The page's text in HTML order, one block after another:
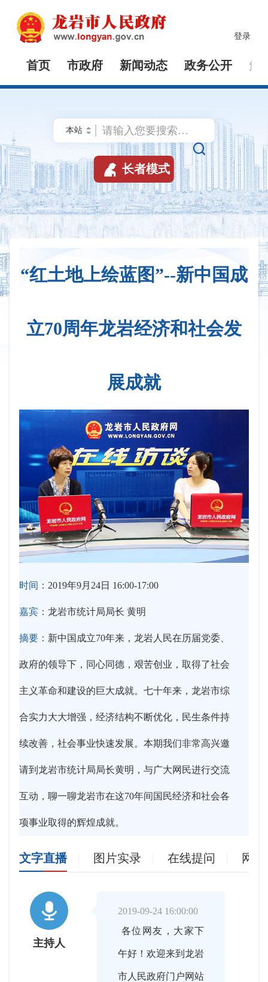
登录
首页 市政府 新闻动态 政务公开 解

 长者模式
“红土地上绘蓝图”--新中国成
立70周年龙岩经济和社会发
展成就
时间： 2019年9月24日 16:00-17:00
嘉宾： 龙岩市统计局局长 黄明
摘要： 新中国成立70年来，龙岩人民在历届党委、
政府的领导下，同心同德，艰苦创业，取得了社会
主义革命和建设的巨大成就。七十年来，龙岩市综
合实力大大增强，经济结构不断优化，民生条件持
续改善，社会事业快速发展。本期我们非常高兴邀
请到龙岩市统计局局长黄明，与广大网民进行交流
互动，聊一聊龙岩市在这70年间国民经济和社会各
项事业取得的辉煌成就。
文字直播 图片实录 在线提问 网

主持人
2019-09-24 16:00:00
各位网友，大家下
午好！欢迎来到龙岩
市人民政府门户网站